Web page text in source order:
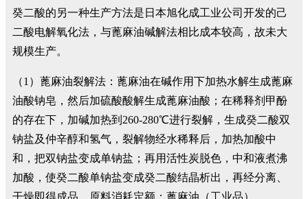
癸二酸的另一种生产方法是日本旭化成工业公司开发的己
二酸电解氧化法，与蓖麻油碱解法相比成本较高，故未大
规模生产。
（1）蓖麻油裂解法：蓖麻油在碱作用下加热水解生成蓖麻
油酸钠皂，然后加硫酸酸解生成蓖麻油酸；在稀释剂甲酚
的存在下，加碱加热到260-280℃进行裂解，生成癸二酸双
钠盐及仲辛醇和氢气，裂解物经水稀释后，加热加酸中
和，把双钠盐变成单钠盐；再用活性炭脱色，中和液煮沸
加酸，使癸二酸单钠盐变成癸二酸结晶析出，再经分离、
干燥即得成品。原料消耗定额：蓖麻油（工业品）